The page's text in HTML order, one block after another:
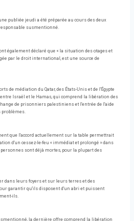
publiée jeudi a été préparée au cours des deux
susmentionné.
également déclaré que « la situation des otages et
par le droit international, est une source de
de médiation du Qatar, des États-Unis et de l'Égypte
Israël et le Hamas, qui comprend la libération des
de prisonniers palestiniens et l'entrée de l'aide
problèmes.
que l'accord actuellement sur la table permettrait
d'un cessez-le-feu « immédiat et prolongé » dans
personnes sont déjà mortes, pour la plupart des
dans leurs foyers et sur leurs terres et des
garantir qu'ils disposent d'un abri et puissent
ils.
la dernière offre comprend la libération